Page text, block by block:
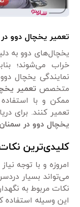
تعمیر یخچال دوو
یخچال‌های دوو به
خراب می‌شوند؛
نمایندگی یخچال
متخصص تعمیر
ممکن و با
تعمیر کنند. برای
یخچال دوو در سمنان
کلیدی‌ترین
امروزه و با توجه
می‌تواند بسیار
نکات مربوط به
این وسیله استفاده